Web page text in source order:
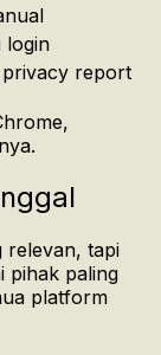
login
report
relevan, tapi
pihak paling
platform